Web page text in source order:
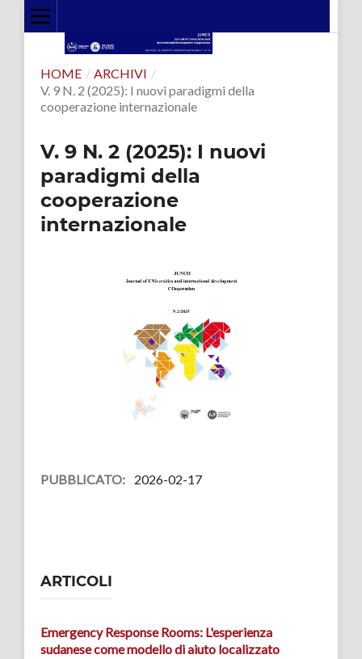
HOME / ARCHIVI /
V. 9 N. 2 (2025): I nuovi paradigmi della
cooperazione internazionale
V. 9 N. 2 (2025): I nuovi
paradigmi della
cooperazione
internazionale
PUBBLICATO: 2026-02-17
ARTICOLI
Emergency Response Rooms: L'esperienza
sudanese come modello di aiuto localizzato